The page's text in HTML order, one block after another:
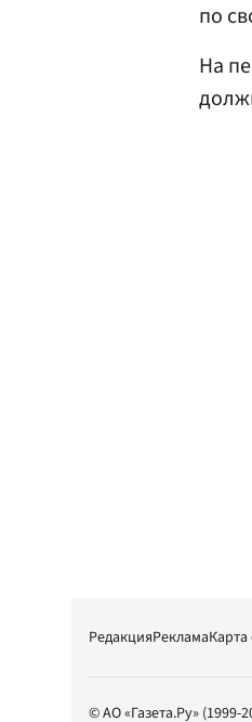
по
На
РедакцияРекламаКарта
© АО «Газета.Ру» (1999-